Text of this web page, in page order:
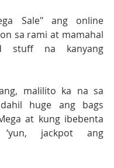
Sale" ang online
sa rami at mamahal
stuff na kanyang
malilito ka na sa
huge ang bags
at kung ibebenta
jackpot ang